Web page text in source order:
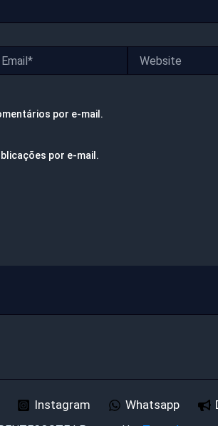
por e-mail.
por e-mail.
Instagram Whatsapp